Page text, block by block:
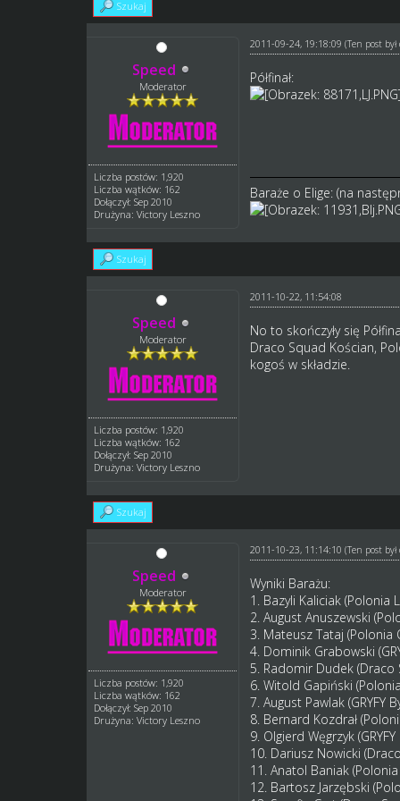
Szukaj
Speed
Moderator
Liczba postów: 1,920
Liczba wątków: 162
Dołączył: Sep 2010
Drużyna: Victory Leszno
2011-09-24, 19:18:09 (Ten post
Półfinał:
Baraże o Elige: (na
Szukaj
Speed
Moderator
Liczba postów: 1,920
Liczba wątków: 162
Dołączył: Sep 2010
Drużyna: Victory Leszno
2011-10-22, 11:54:08
No to skończyły się
Draco Squad Kościan,
kogoś w składzie.
Szukaj
Speed
Moderator
Liczba postów: 1,920
Liczba wątków: 162
Dołączył: Sep 2010
Drużyna: Victory Leszno
2011-10-23, 11:14:10 (Ten post
Wyniki Barażu:
1. Bazyli Kaliciak (Polonia
2. August Anuszewski
3. Mateusz Tataj (Polonia
4. Dominik Grabowski
5. Radomir Dudek (Draco
6. Witold Gapiński
7. August Pawlak (GRYFY
8. Bernard Kozdrał
9. Olgierd Węgrzyk
10. Dariusz Nowicki
11. Anatol Baniak
12. Bartosz Jarzębski